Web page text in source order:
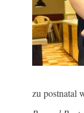
zu postnatal